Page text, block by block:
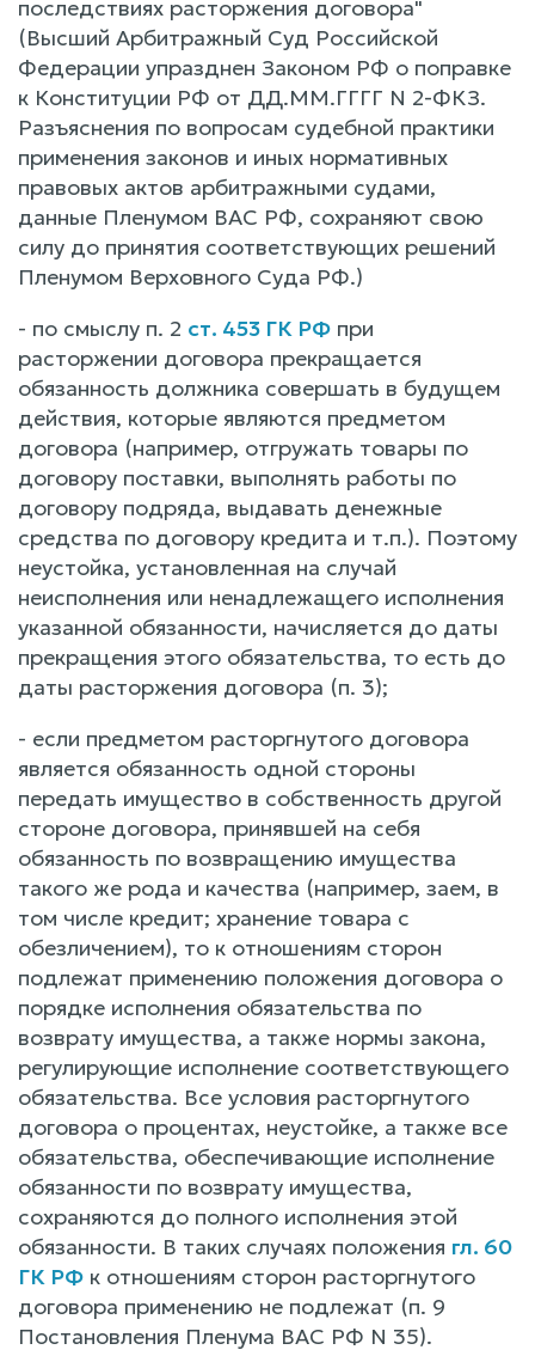
последствиях расторжения договора"
(Высший Арбитражный Суд Российской
Федерации упразднен Законом РФ о поправке
к Конституции РФ от ДД.ММ.ГГГГ N 2-ФКЗ.
Разъяснения по вопросам судебной практики
применения законов и иных нормативных
правовых актов арбитражными судами,
данные Пленумом ВАС РФ, сохраняют свою
силу до принятия соответствующих решений
Пленумом Верховного Суда РФ.)
- по смыслу п. 2 ст. 453 ГК РФ при
расторжении договора прекращается
обязанность должника совершать в будущем
действия, которые являются предметом
договора (например, отгружать товары по
договору поставки, выполнять работы по
договору подряда, выдавать денежные
средства по договору кредита и т.п.). Поэтому
неустойка, установленная на случай
неисполнения или ненадлежащего исполнения
указанной обязанности, начисляется до даты
прекращения этого обязательства, то есть до
даты расторжения договора (п. 3);
- если предметом расторгнутого договора
является обязанность одной стороны
передать имущество в собственность другой
стороне договора, принявшей на себя
обязанность по возвращению имущества
такого же рода и качества (например, заем, в
том числе кредит; хранение товара с
обезличением), то к отношениям сторон
подлежат применению положения договора о
порядке исполнения обязательства по
возврату имущества, а также нормы закона,
регулирующие исполнение соответствующего
обязательства. Все условия расторгнутого
договора о процентах, неустойке, а также все
обязательства, обеспечивающие исполнение
обязанности по возврату имущества,
сохраняются до полного исполнения этой
обязанности. В таких случаях положения гл. 60
ГК РФ к отношениям сторон расторгнутого
договора применению не подлежат (п. 9
Постановления Пленума ВАС РФ N 35).